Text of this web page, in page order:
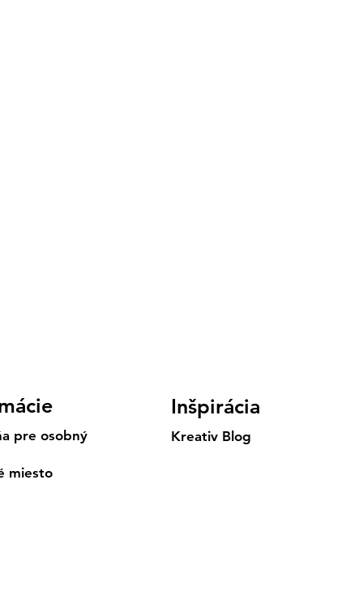
pre osobný
miesto
Inšpirácia
Kreativ Blog